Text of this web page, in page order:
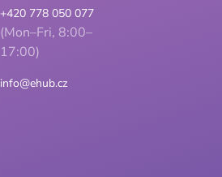
+420 778 050 077
(Mon–Fri, 8:00–
17:00)
info@ehub.cz